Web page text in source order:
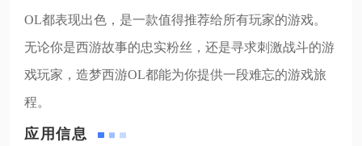
OL都表现出色，是一款值得推荐给所有玩家的游戏。
无论你是西游故事的忠实粉丝，还是寻求刺激战斗的游
戏玩家，造梦西游OL都能为你提供一段难忘的游戏旅
程。
应用信息